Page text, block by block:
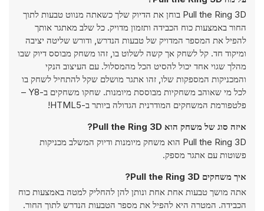
Pull the Ring 3D בוחן את הדיוק שלך כשאתה מנווט טבעות לתוך
החור באמצעות כוח הכבידה ותזמון מדויק. כל שלב מאתגר אותך
להפיל את המספר המדויק של טבעות הנדרש, ודורש שליטה יציבה
ומיקוד חד. קל לשחק אך קשה לשלוט בו, זהו משחק מבוסס דיוק שבו
מהלך שגוי אחד יכול להסיט הכל מהמסלול. עם העיצוב הנקי
והמכניקות המספקות שלו, זהו אתגר מושלם שקל להתחיל לשחק בו
לכל מי שאוהב משחקיות מבוססת מיומנות. שחקו משחקים ב-Y8 –
פלטפורמת המשחקים המודרנית הגדולה ביותר ב-HTML5!
איזה סוג של משחק הוא Pull the Ring 3D?
Pull the Ring 3D הוא משחק מיומנות ודיוק המשלב מכניקות
פשוטות עם אתגר מספק.
איך משחקים Pull the Ring 3D?
אתה מושך טבעות אחת אחת ונותן להן להחליק למטה באמצעות כוח
הכבידה. המטרה היא להפיל את מספר הטבעות הנדרש לתוך החור.